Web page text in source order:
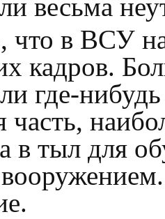
весьма
что в ВСУ
кадров.
где-
часть,
в тыл для